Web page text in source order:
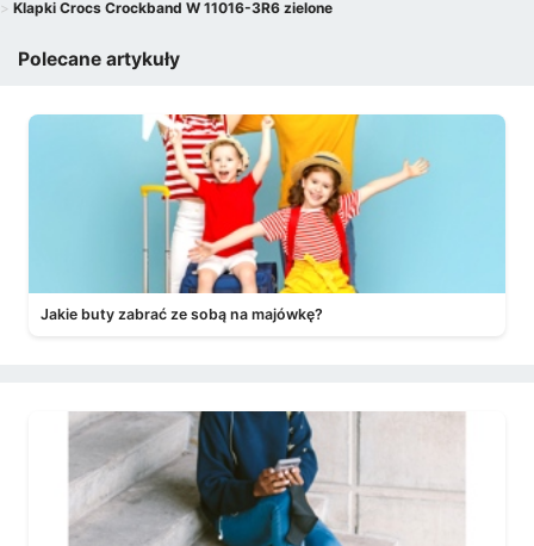
Klapki Crocs Crockband W 11016-3R6 zielone
Polecane artykuły
Jakie buty zabrać ze sobą na majówkę?